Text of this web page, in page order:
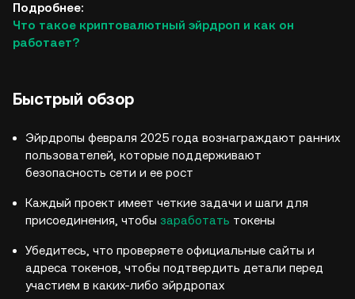
Подробнее:
Что такое криптовалютный эйрдроп и как он
работает?
Быстрый обзор
Эйрдропы февраля 2025 года вознаграждают ранних
пользователей, которые поддерживают
безопасность сети и ее рост
Каждый проект имеет четкие задачи и шаги для
присоединения, чтобы заработать токены
Убедитесь, что проверяете официальные сайты и
адреса токенов, чтобы подтвердить детали перед
участием в каких-либо эйрдропах